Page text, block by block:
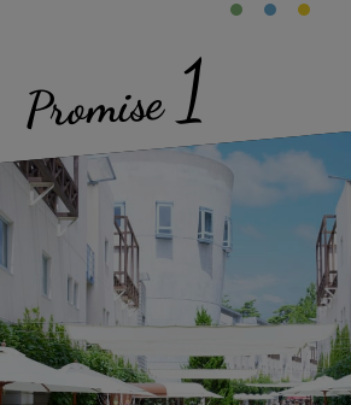
Promise 1